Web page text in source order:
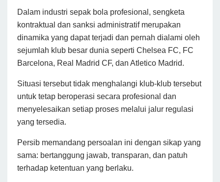
Dalam industri sepak bola profesional, sengketa
kontraktual dan sanksi administratif merupakan
dinamika yang dapat terjadi dan pernah dialami oleh
sejumlah klub besar dunia seperti Chelsea FC, FC
Barcelona, Real Madrid CF, dan Atletico Madrid.
Situasi tersebut tidak menghalangi klub-klub tersebut
untuk tetap beroperasi secara profesional dan
menyelesaikan setiap proses melalui jalur regulasi
yang tersedia.
Persib memandang persoalan ini dengan sikap yang
sama: bertanggung jawab, transparan, dan patuh
terhadap ketentuan yang berlaku.